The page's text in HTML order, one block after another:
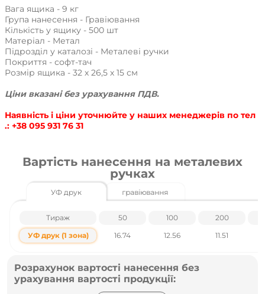
Вага ящика - 9 кг
Група нанесення - Гравіювання
Кількість у ящику - 500 шт
Матеріал - Метал
Підрозділ у каталозі - Металеві ручки
Покриття - софт-тач
Розмір ящика - 32 х 26,5 х 15 см
Ціни вказані без урахування ПДВ.
Наявність і ціни уточнюйте у наших менеджерів по тел
.: +38 095 931 76 31
Вартість нанесення на металевих
ручках
УФ друк гравіювання
Тираж 50 100 200
УФ друк (1 зона)
16.74 12.56 11.51
Розрахунок вартості нанесення без
урахування вартості продукції: